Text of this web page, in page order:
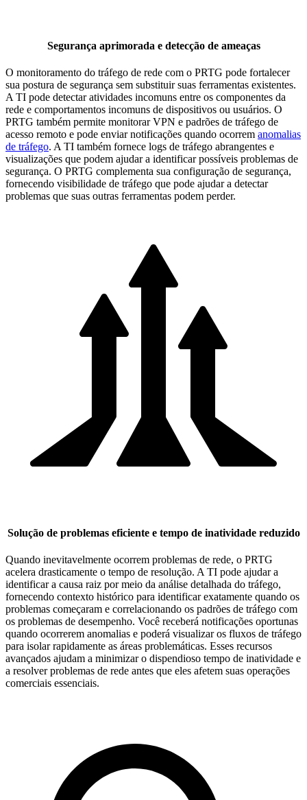
Segurança aprimorada e detecção de ameaças
O monitoramento do tráfego de rede com o PRTG pode fortalecer
sua postura de segurança sem substituir suas ferramentas existentes.
A TI pode detectar atividades incomuns entre os componentes da
rede e comportamentos incomuns de dispositivos ou usuários. O
PRTG também permite monitorar VPN e padrões de tráfego de
acesso remoto e pode enviar notificações quando ocorrem anomalias
de tráfego. A TI também fornece logs de tráfego abrangentes e
visualizações que podem ajudar a identificar possíveis problemas de
segurança. O PRTG complementa sua configuração de segurança,
fornecendo visibilidade de tráfego que pode ajudar a detectar
problemas que suas outras ferramentas podem perder.
Solução de problemas eficiente e tempo de inatividade reduzido
Quando inevitavelmente ocorrem problemas de rede, o PRTG
acelera drasticamente o tempo de resolução. A TI pode ajudar a
identificar a causa raiz por meio da análise detalhada do tráfego,
fornecendo contexto histórico para identificar exatamente quando os
problemas começaram e correlacionando os padrões de tráfego com
os problemas de desempenho. Você receberá notificações oportunas
quando ocorrerem anomalias e poderá visualizar os fluxos de tráfego
para isolar rapidamente as áreas problemáticas. Esses recursos
avançados ajudam a minimizar o dispendioso tempo de inatividade e
a resolver problemas de rede antes que eles afetem suas operações
comerciais essenciais.